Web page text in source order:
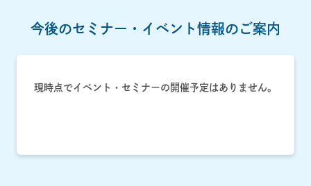
今後のセミナー・イベント情報のご案内
現時点でイベント・セミナーの開催予定はありません。